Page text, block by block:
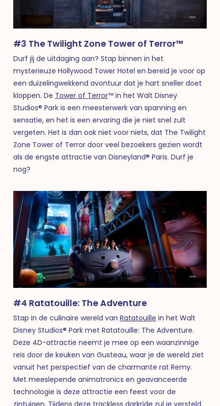
#3 The Twilight Zone Tower of Terror™
Durf jij de uitdaging aan? Stap binnen in het
mysterieuze Hollywood Tower Hotel en bereid je voor op
een duizelingwekkend avontuur dat je hart sneller doet
kloppen. De Tower of Terror™ in het Walt Disney
Studios® Park is een meesterwerk van spanning en
sensatie, en het is een ervaring die je niet snel zult
vergeten. Het is dan ook niet voor niets, dat The Twilight
Zone Tower of Terror door veel bezoekers gezien wordt
als de engste attractie van Disneyland® Paris. Durf je
nog?
#4 Ratatouille: The Adventure
Stap in de culinaire wereld van Ratatouille in het Walt
Disney Studios® Park met Ratatouille: The Adventure.
Deze 4D-attractie neemt je mee op een waanzinnige
reis door de keuken van Gusteau, waar je de wereld ziet
vanuit het perspectief van de charmante rat Remy.
Met meeslepende animatronics en geavanceerde
technologie is deze attractie een feest voor de